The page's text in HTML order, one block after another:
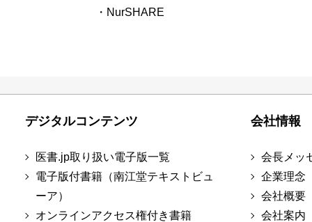
・NurSHARE
デジタルコンテンツ
医書.jp取り扱い電子版一覧
電子版付書籍（南江堂テキストビュ
ーア）
オンラインアクセス権付き書籍
会社情報
会長メッ
企業理念
会社概要
会社案内